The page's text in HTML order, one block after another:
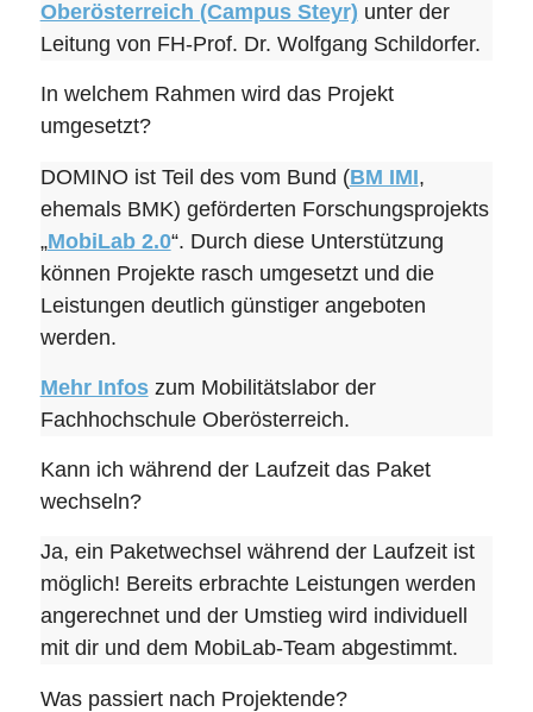
Oberösterreich (Campus Steyr) unter der
Leitung von FH-Prof. Dr. Wolfgang Schildorfer.
In welchem Rahmen wird das Projekt
umgesetzt?
DOMINO ist Teil des vom Bund (BM IMI,
ehemals BMK) geförderten Forschungsprojekts
„MobiLab 2.0“. Durch diese Unterstützung
können Projekte rasch umgesetzt und die
Leistungen deutlich günstiger angeboten
werden.
Mehr Infoszum Mobilitätslabor der
Fachhochschule Oberösterreich.
Kann ich während der Laufzeit das Paket
wechseln?
Ja, ein Paketwechsel während der Laufzeit ist
möglich! Bereits erbrachte Leistungen werden
angerechnet und der Umstieg wird individuell
mit dir und dem MobiLab-Team abgestimmt.
Was passiert nach Projektende?